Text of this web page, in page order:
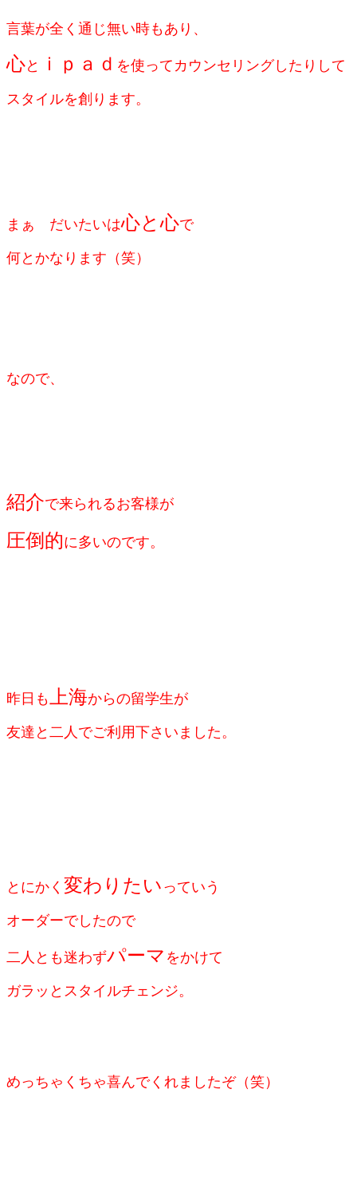
言葉が全く通じ無い時もあり、
心と ｉｐａｄ を使ってカウンセリングしたりして
スタイルを創ります。
まぁ だいたいは心と心で
何とかなります（笑）
なので、
紹介で来られるお客様が
圧倒的に多いのです。
昨日も 上海からの留学生が
友達と二人でご利用下さいました。
とにかく 変わりたい っていう
オーダーでしたので
二人とも迷わずパーマ をかけて
ガラッとスタイルチェンジ。
めっちゃくちゃ喜んでくれましたぞ（笑）